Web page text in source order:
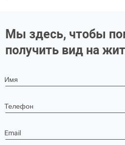
Мы здесь, чтобы
получить вид на
Имя
Телефон
Email